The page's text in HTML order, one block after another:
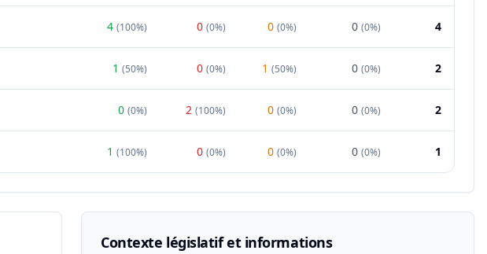
4 (100%) 0 (0%) 0 (0%) 0 (0%) 4
1 (50%) 0 (0%) 1 (50%) 0 (0%) 2
0 (0%) 2 (100%) 0 (0%) 0 (0%) 2
1 (100%) 0 (0%) 0 (0%) 0 (0%) 1
Contexte législatif et informations